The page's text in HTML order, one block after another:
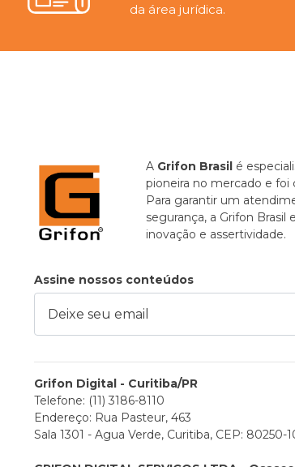
da área jurídica.
A Grifon Brasil é
pioneira no mercado e foi
Para garantir um
segurança, a Grifon
inovação e assertividade.
Assine nossos conteúdos
seu email
Grifon Digital - Curitiba/PR
Telefone: (11) 3186-8110
Endereço: Rua Pasteur, 463
Sala 1301 - Agua Verde, Curitiba, CEP: 80250-